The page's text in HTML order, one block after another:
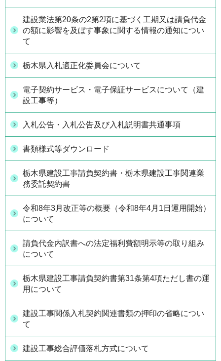
建設業法第20条の2第2項に基づく工期又は請負代金
の額に影響を及ぼす事象に関する情報の通知につい
て
栃木県入札適正化委員会について
電子契約サービス・電子保証サービスについて（建
設工事等）
入札公告・入札公告及び入札説明書共通事項
書類様式等ダウンロード
栃木県建設工事請負契約書・栃木県建設工事関連業
務委託契約書
令和8年3月改正等の概要（令和8年4月1日運用開始）
について
請負代金内訳書への法定福利費額明示等の取り組み
について
栃木県建設工事請負契約書第31条第4項ただし書の運
用について
建設工事関係入札契約関連書類の押印の省略につい
て
建設工事総合評価落札方式について